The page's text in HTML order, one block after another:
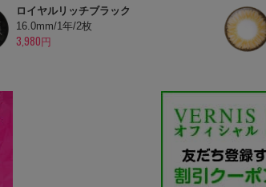
ロイヤルリッチブラック
16.0mm/1年/2枚
3,980円